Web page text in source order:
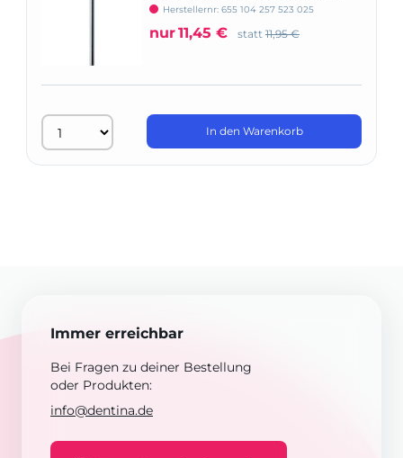
666Herstellernr: 655 104 257 523 025
nur11,45 € statt 11,95 €
In den Warenkorb
Immer erreichbar
Bei Fragen zu deiner Bestellung
oder Produkten:
info@dentina.de